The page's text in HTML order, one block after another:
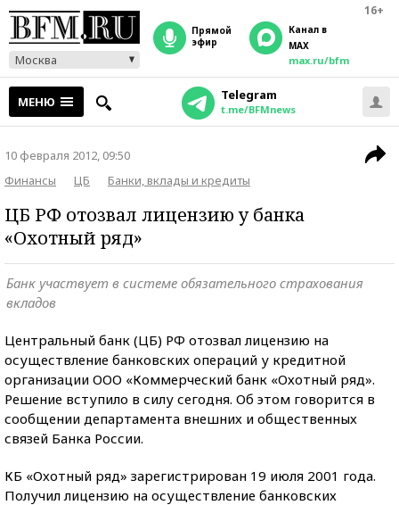
16+
Москва
прямой
эфир
Канал в
MAX
max.ru/bfm
МЕНЮ Telegram
t.me/BFMnews
10 февраля 2012, 09:50
Финансы
ЦБ Банки, вклады и кредиты
ЦБ РФ отозвал лицензию у банка
«Охотный ряд»
Банк участвует в системе обязательного страхования
вкладов
Центральный банк (ЦБ) РФ отозвал лицензию на
осуществление банковских операций у кредитной
организации ООО «Коммерческий банк «Охотный ряд».
Решение вступило в силу сегодня. Об этом говорится в
сообщении департамента внешних и общественных
связей Банка России.
КБ «Охотный ряд» зарегистрирован 19 июля 2001 года.
Получил лицензию на осуществление банковских